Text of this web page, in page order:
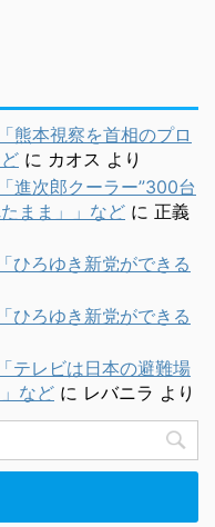
本視察を首相のプロ
に カオス より
進次郎クーラー”300台
まま」」など に 正義
ろゆき新党ができる
ろゆき新党ができる
テレビは日本の避難場
など に レバニラ より